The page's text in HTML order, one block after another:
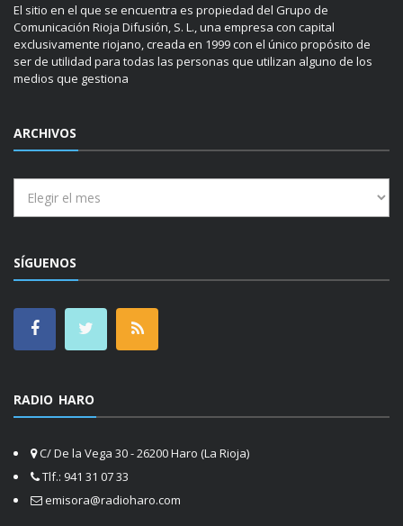
El sitio en el que se encuentra es propiedad del Grupo de
Comunicación Rioja Difusión, S. L., una empresa con capital
exclusivamente riojano, creada en 1999 con el único propósito de
ser de utilidad para todas las personas que utilizan alguno de los
medios que gestiona
ARCHIVOS
SÍGUENOS
RADIO HARO
C/ De la Vega 30 - 26200 Haro (La Rioja)
Tlf.: 941 31 07 33
emisora@radioharo.com